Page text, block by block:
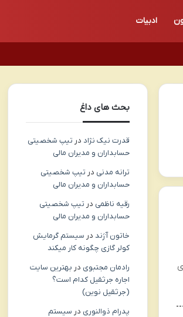
ادبیات
بحث های داغ
قدرت نیک نژاد در تیپ شخصیتی
حسابداران و مدیران مالی
ترانه مدنی در تیپ شخصیتی
حسابداران و مدیران مالی
رقیه ناظمی در تیپ شخصیتی
حسابداران و مدیران مالی
خاتون آژند در سیستم گرمایش
کولر گازی چگونه کار میکند
رادمان مجتبوی در بهترین سایت
اجاره جرثقیل کدام است؟
(جرثقیل نوین)
پدرام ذوالنوری در سیستم